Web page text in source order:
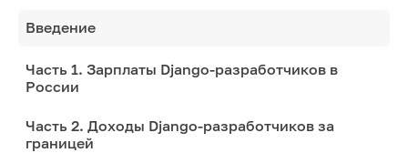
Введение
Часть 1. Зарплаты Django-разработчиков в
России
Часть 2. Доходы Django-разработчиков за
границей